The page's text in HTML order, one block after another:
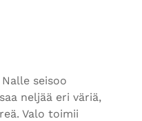
Nalle seisoo
neljää eri väriä,
Valo toimii